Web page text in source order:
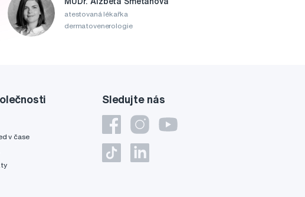
atestovaná lékařka
dermatovenerologie
Sledujte nás
v čase